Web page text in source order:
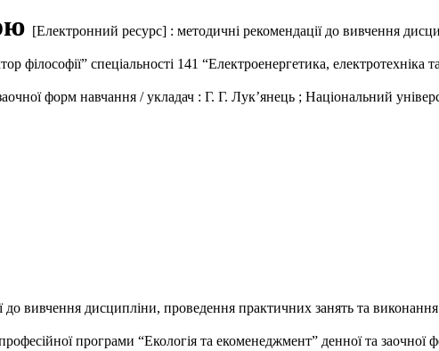
[Електронний ресурс] : методичні рекомендації до вивчення
філософії” спеціальності 141 “Електроенергетика, електротехніка
форм навчання / укладач : Г. Г. Лук’янець ; Національний
вивчення дисципліни, проведення практичних занять та виконання
програми “Екологія та екоменеджмент” денної та